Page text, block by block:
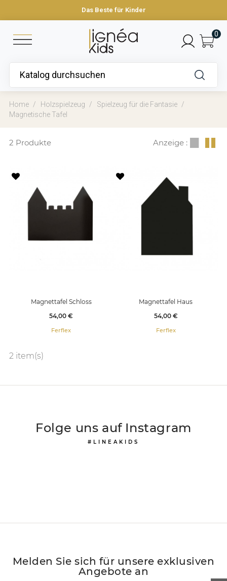
Das Beste für Kinder
0
Home Holzspielzeug
Spielzeug für die Fantasie
Magnetische Tafel
2 Produkte Anzeige :
Magnettafel Schloss
Preis
54,00 €
Ferflex
Magnettafel Haus
Preis
54,00 €
Ferflex
2 item(s)
#LINEAKIDS
Folge uns auf Instagram
Melden Sie sich für unsere exklusiven
Angebote an